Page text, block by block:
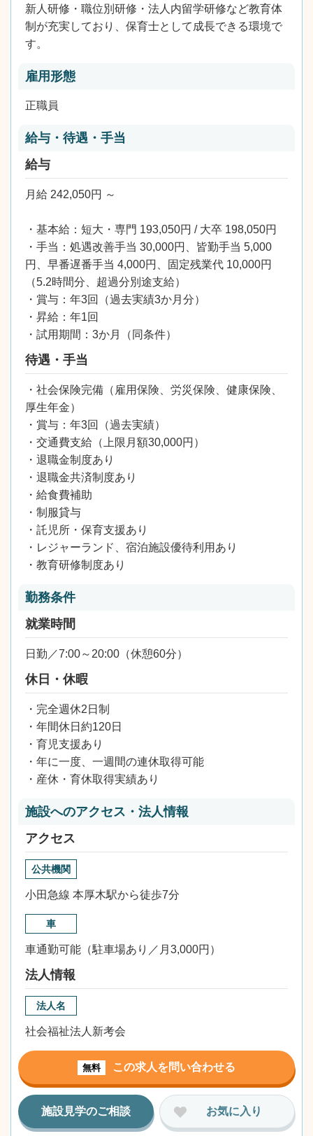
新人研修・職位別研修・法人内留学研修など教育体
制が充実しており、保育士として成長できる環境で
す。
雇用形態
正職員
給与・待遇・手当
給与
月給 242,050円 ～
・基本給：短大・専門 193,050円 / 大卒 198,050円
・手当：処遇改善手当 30,000円、皆勤手当 5,000
円、早番遅番手当 4,000円、固定残業代 10,000円
（5.2時間分、超過分別途支給）
・賞与：年3回（過去実績3か月分）
・昇給：年1回
・試用期間：3か月（同条件）
待遇・手当
・社会保険完備（雇用保険、労災保険、健康保険、
厚生年金）
・賞与：年3回（過去実績）
・交通費支給（上限月額30,000円）
・退職金制度あり
・退職金共済制度あり
・給食費補助
・制服貸与
・託児所・保育支援あり
・レジャーランド、宿泊施設優待利用あり
・教育研修制度あり
勤務条件
就業時間
日勤／7:00～20:00（休憩60分）
休日・休暇
・完全週休2日制
・年間休日約120日
・育児支援あり
・年に一度、一週間の連休取得可能
・産休・育休取得実績あり
施設へのアクセス・法人情報
アクセス
公共機関
小田急線 本厚木駅から徒歩7分
車
車通勤可能（駐車場あり／月3,000円）
法人情報
法人名
社会福祉法人新考会
無料 この求人を問い合わせる
施設見学のご相談 お気に入り